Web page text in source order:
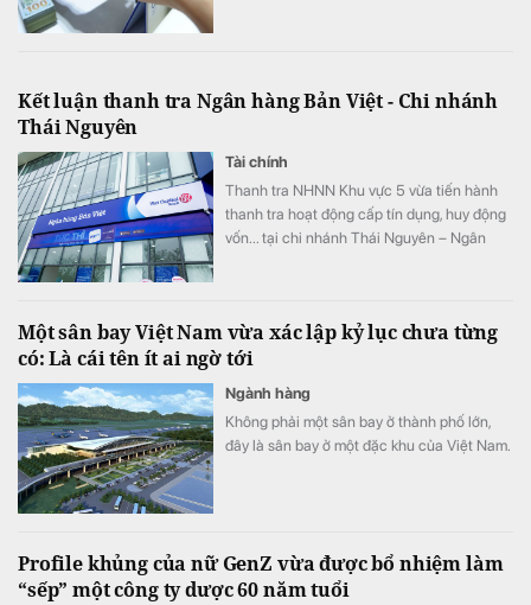
Kết luận thanh tra Ngân hàng Bản Việt - Chi nhánh
Thái Nguyên
Tài chính
Thanh tra NHNN Khu vực 5 vừa tiến hành
thanh tra hoạt động cấp tín dụng, huy động
vốn... tại chi nhánh Thái Nguyên – Ngân
Một sân bay Việt Nam vừa xác lập kỷ lục chưa từng
có: Là cái tên ít ai ngờ tới
Ngành hàng
Không phải một sân bay ở thành phố lớn,
đây là sân bay ở một đặc khu của Việt Nam.
Profile khủng của nữ GenZ vừa được bổ nhiệm làm
“sếp” một công ty dược 60 năm tuổi